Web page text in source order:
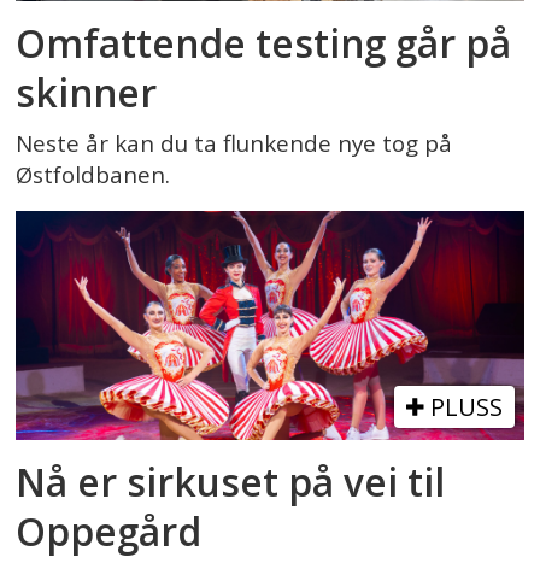
Omfattende testing går på
skinner
Neste år kan du ta flunkende nye tog på
Østfoldbanen.
PLUSS
Nå er sirkuset på vei til
Oppegård